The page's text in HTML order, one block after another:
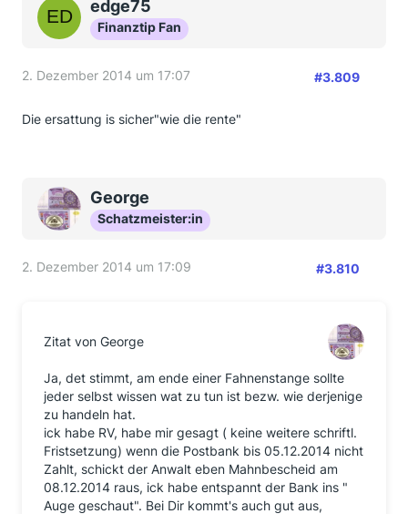
edge75
Finanztip Fan
2. Dezember 2014 um 17:07 #3.809
Die ersattung is sicher"wie die rente"
George
Schatzmeister:in
2. Dezember 2014 um 17:09 #3.810
Zitat von George
Ja, det stimmt, am ende einer Fahnenstange sollte
jeder selbst wissen wat zu tun ist bezw. wie derjenige
zu handeln hat.
ick habe RV, habe mir gesagt ( keine weitere schriftl.
Fristsetzung) wenn die Postbank bis 05.12.2014 nicht
Zahlt, schickt der Anwalt eben Mahnbescheid am
08.12.2014 raus, ick habe entspannt der Bank ins "
Auge geschaut". Bei Dir kommt's auch gut aus,